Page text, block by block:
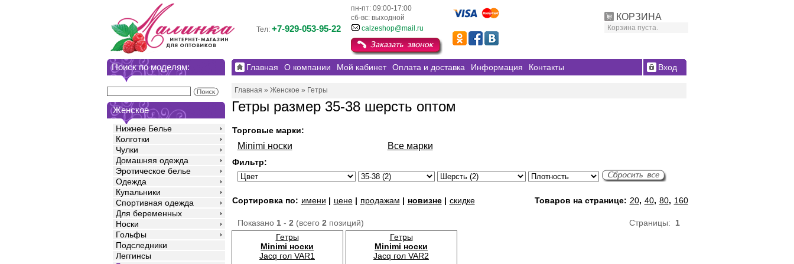
КОРЗИНА
Корзина пуста.
пн-пт: 09:00-17:00
сб-вс: выходной
Тел: +7-929-053-95-22 calzeshop@mail.ru
Поиск по моделям:
Женское
Нижнее Белье
Колготки
Чулки
Домашняя одежда
Эротическое белье
Одежда
Купальники
Спортивная одежда
Для беременных
Носки
Гольфы
Подследники
Леггинсы
Главная О компании Мой кабинет Оплата и доставка Информация Контакты Вход
Главная » Женское » Гетры
Гетры размер 35-38 шерсть оптом
Торговые марки:
Minimi носки Все марки
Фильтр:
Сортировка по: имени | цене| продажам | новизне| скидке Товаров на странице: 20, 40, 80, 160
Страницы: 1
Показано 1- 2(всего 2позиций)
Гетры
Minimi носки
Jacq гол VAR1
Гетры
Minimi носки
Jacq гол VAR2